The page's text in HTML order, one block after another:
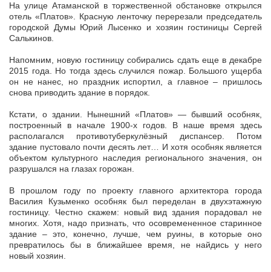
На улице Атаманской в торжественной обстановке открылся
отель «Платов». Красную ленточку перерезали председатель
городской Думы Юрий Лысенко и хозяин гостиницы Сергей
Салькинов.
Напомним, новую гостиницу собирались сдать еще в декабре
2015 года. Но тогда здесь случился пожар. Большого ущерба
он не нанес, но праздник испортил, а главное – пришлось
снова приводить здание в порядок.
Кстати, о здании. Нынешний «Платов» — бывший особняк,
построенный в начале 1900-х годов. В наше время здесь
располагался противотуберкулёзный диспансер. Потом
здание пустовало почти десять лет… И хотя особняк является
объектом культурного наследия регионального значения, он
разрушался на глазах горожан.
В прошлом году по проекту главного архитектора города
Василия Кузьменко особняк был переделан в двухэтажную
гостиницу. Честно скажем: новый вид здания порадовал не
многих. Хотя, надо признать, что осовремененное старинное
здание – это, конечно, лучше, чем руины, в которые оно
превратилось бы в ближайшее время, не найдись у него
новый хозяин.